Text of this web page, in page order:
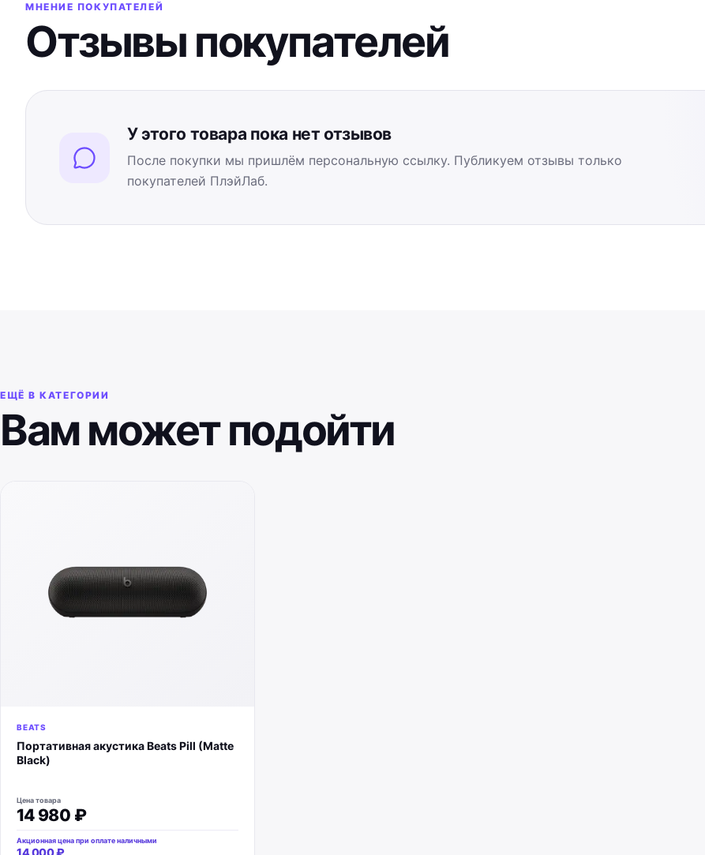
МНЕНИЕ ПОКУПАТЕЛЕЙ
Отзывы покупателей
У этого товара пока нет отзывов
После покупки мы пришлём персональную ссылку. Публикуем отзывы только
покупателей ПлэйЛаб.
ЕЩЁ В КАТЕГОРИИ
Вам может подойти
BEATS
Портативная акустика Beats Pill (Matte
Black)
Цена товара
14 980 ₽
Акционная цена при оплате наличными
14 000 ₽